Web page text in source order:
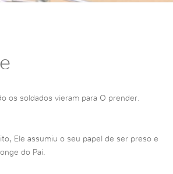
os soldados vieram para O prender.
Ele assumiu o seu papel de ser preso e
do Pai.